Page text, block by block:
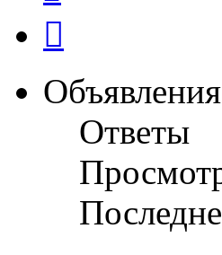
Объявления
Ответы